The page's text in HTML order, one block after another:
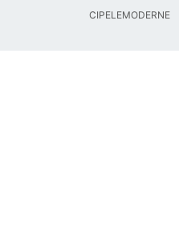
CIPELEMODERNE